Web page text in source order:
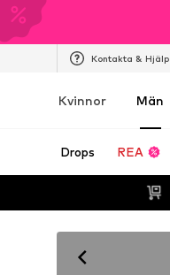
Kontakta & Hjälp
Kvinnor Män
Drops REA